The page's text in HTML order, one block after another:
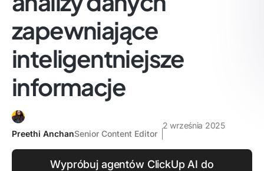
zapewniające
inteligentniejsze
informacje
Preethi AnchanSenior Content Editor
2 września 2025
Wypróbuj agentów ClickUp AI do